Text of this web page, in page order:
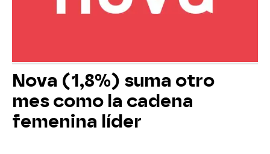
Nova (1,8%) suma otro
mes como la cadena
femenina líder